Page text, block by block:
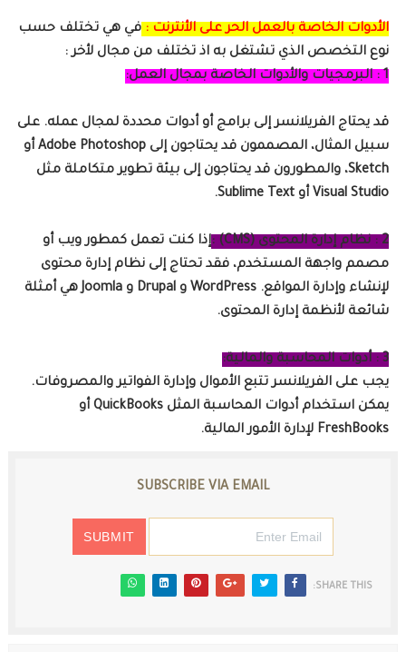
الأدوات الخاصة بالعمل الحر على الأنترنت : في هي تختلف حسب
نوع التخصص الذي تشتغل به اذ تختلف من مجال لأخر :
1 : البرمجيات والأدوات الخاصة بمجال العمل:
قد يحتاج الفريلانسر إلى برامج أو أدوات محددة لمجال عمله. على
سبيل المثال، المصممون قد يحتاجون إلى Adobe Photoshop أو
Sketch، والمطورون قد يحتاجون إلى بيئة تطوير متكاملة مثل
Visual Studio أو Sublime Text.
2 : نظام إدارة المحتوى (CMS) :
إذا كنت تعمل كمطور ويب أو
مصمم واجهة المستخدم، فقد تحتاج إلى نظام إدارة محتوى
لإنشاء وإدارة المواقع. WordPress و Drupal و Joomla هي أمثلة
شائعة لأنظمة إدارة المحتوى.
3 : أدوات المحاسبة والمالية:
يجب على الفريلانسر تتبع الأموال وإدارة الفواتير والمصروفات.
يمكن استخدام أدوات المحاسبة المثل QuickBooks أو
FreshBooks لإدارة الأمور المالية.
SUBSCRIBE VIA EMAIL
SHARE THIS: